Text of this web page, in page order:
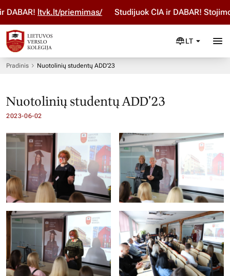
ltvk.lt/priemimas/ Studijuok ČIA ir DABAR!
LT
Pradinis Nuotolinių studentų ADD’23
Nuotolinių studentų ADD’23
2023-06-02